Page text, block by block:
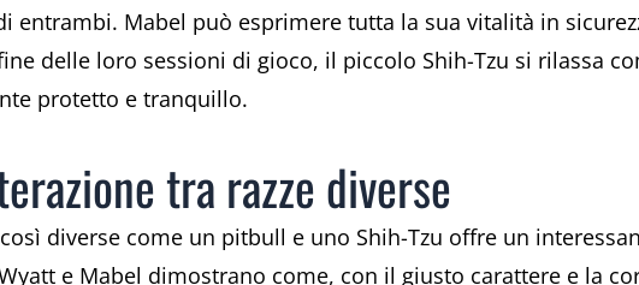
entrambi. Mabel può esprimere tutta la sua vitalità in
delle loro sessioni di gioco, il piccolo Shih-Tzu si rilassa
protetto e tranquillo.
tra razze diverse
diverse come un pitbull e uno Shih-Tzu offre un
e Mabel dimostrano come, con il giusto carattere e la